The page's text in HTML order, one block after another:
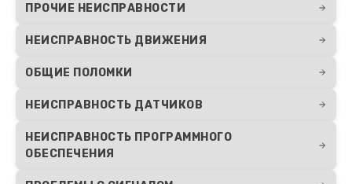
ПРОЧИЕ НЕИСПРАВНОСТИ
НЕИСПРАВНОСТЬ ДВИЖЕНИЯ
ОБЩИЕ ПОЛОМКИ
НЕИСПРАВНОСТЬ ДАТЧИКОВ
НЕИСПРАВНОСТЬ ПРОГРАММНОГО
ОБЕСПЕЧЕНИЯ